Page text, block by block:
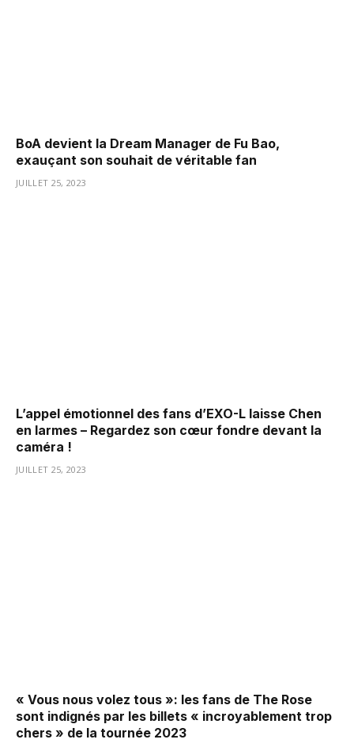
BoA devient la Dream Manager de Fu Bao,
exauçant son souhait de véritable fan
JUILLET 25, 2023
L’appel émotionnel des fans d’EXO-L laisse Chen
en larmes – Regardez son cœur fondre devant la
caméra !
JUILLET 25, 2023
« Vous nous volez tous »: les fans de The Rose
sont indignés par les billets « incroyablement trop
chers » de la tournée 2023